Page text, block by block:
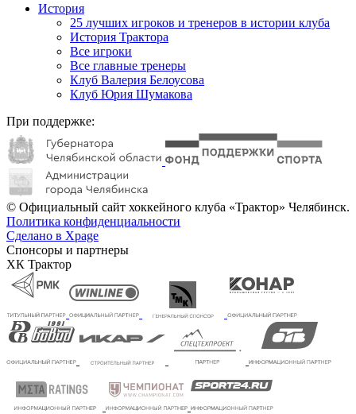
История
25 лучших игроков и тренеров в истории клуба
История Трактора
Все игроки
Все главные тренеры
Клуб Валерия Белоусова
Клуб Юрия Шумакова
При поддержке:
© Официальный сайт хоккейного клуба «Трактор» Челябинск.
Политика конфиденциальности
Сделано в Xpage
Спонсоры и партнеры
ХК Трактор